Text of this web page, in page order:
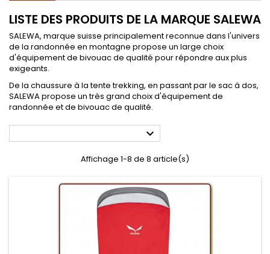
LISTE DES PRODUITS DE LA MARQUE SALEWA
SALEWA, marque suisse principalement reconnue dans l'univers
de la randonnée en montagne propose un large choix
d'équipement de bivouac de qualité pour répondre aux plus
exigeants.
De la chaussure à la tente trekking, en passant par le sac à dos,
SALEWA propose un très grand choix d'équipement de
randonnée et de bivouac de qualité.

Affichage 1-8 de 8 article(s)